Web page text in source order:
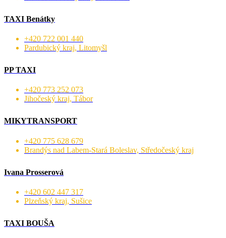
TAXI Benátky
+420 722 001 440
Pardubický kraj, Litomyšl
PP TAXI
+420 773 252 073
Jihočeský kraj, Tábor
MIKYTRANSPORT
+420 775 628 679
Brandýs nad Labem-Stará Boleslav, Středočeský kraj
Ivana Prosserová
+420 602 447 317
Plzeňský kraj, Sušice
TAXI BOUŠA